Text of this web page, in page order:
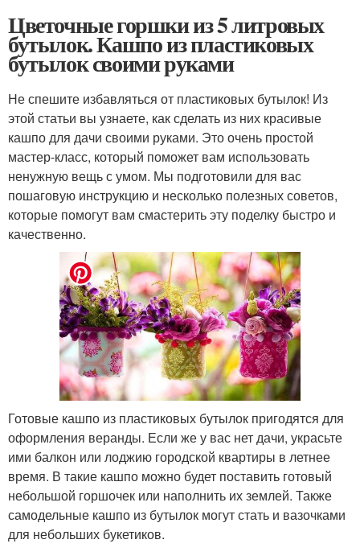
Цветочные горшки из 5 литровых
бутылок. Кашпо из пластиковых
бутылок своими руками
Не спешите избавляться от пластиковых бутылок! Из
этой статьи вы узнаете, как сделать из них красивые
кашпо для дачи своими руками. Это очень простой
мастер-класс, который поможет вам использовать
ненужную вещь с умом. Мы подготовили для вас
пошаговую инструкцию и несколько полезных советов,
которые помогут вам смастерить эту поделку быстро и
качественно.
Готовые кашпо из пластиковых бутылок пригодятся для
оформления веранды. Если же у вас нет дачи, украсьте
ими балкон или лоджию городской квартиры в летнее
время. В такие кашпо можно будет поставить готовый
небольшой горшочек или наполнить их землей. Также
самодельные кашпо из бутылок могут стать и вазочками
для небольших букетиков.